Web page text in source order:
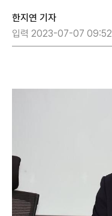
한지연 기자
입력 2023-07-07 09:52